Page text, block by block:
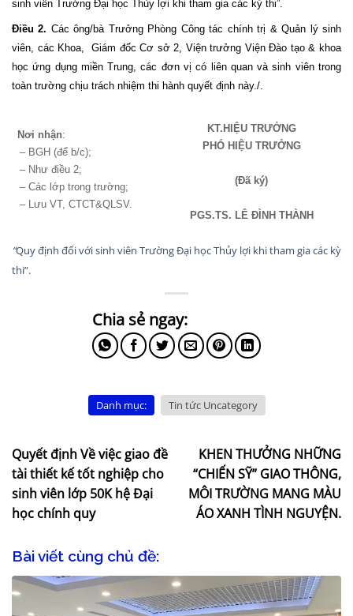
sinh viên Trường Đại học Thủy lợi khi tham gia các kỳ thi”.
Điều 2. Các ông/bà Trưởng Phòng Công tác chính trị & Quản lý sinh
viên, các Khoa,
Giám đốc Cơ sở 2, Viện trưởng Viện Đào tạo & khoa
học ứng dụng miền Trung, các đơn vị có liên quan và sinh viên trong
toàn trường chịu trách nhiệm thi hành quyết định này./.
Nơi nhận:
– BGH (để b/c);
– Như điều 2;
– Các lớp trong trường;
– Lưu VT, CTCT&QLSV.
KT.HIỆU TRƯỞNG
PHÓ HIỆU TRƯỞNG
(Đã ký)
PGS.TS. LÊ ĐÌNH THÀNH
“Quy định đối với sinh viên Trường Đại học Thủy lợi khi tham gia các kỳ
thi”.
Danh mục: Tin tức Uncategory
Quyết định Về việc giao đề
tài thiết kế tốt nghiệp cho
sinh viên lớp 50K hệ Đại
học chính quy
KHEN THƯỞNG NHỮNG
“CHIẾN SỸ” GIAO THÔNG,
MÔI TRƯỜNG MANG MÀU
ÁO XANH TÌNH NGUYỆN.
Bài viết cùng chủ đề: